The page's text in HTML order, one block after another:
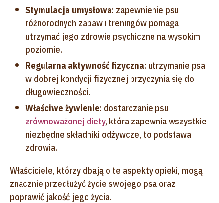
Stymulacja umysłowa: zapewnienie psu
różnorodnych zabaw i treningów pomaga
utrzymać jego zdrowie psychiczne na wysokim
poziomie.
Regularna aktywność fizyczna: utrzymanie psa
w dobrej kondycji fizycznej przyczynia się do
długowieczności.
Właściwe żywienie: dostarczanie psu
zrównoważonej diety, która zapewnia wszystkie
niezbędne składniki odżywcze, to podstawa
zdrowia.
Właściciele, którzy dbają o te aspekty opieki, mogą
znacznie przedłużyć życie swojego psa oraz
poprawić jakość jego życia.